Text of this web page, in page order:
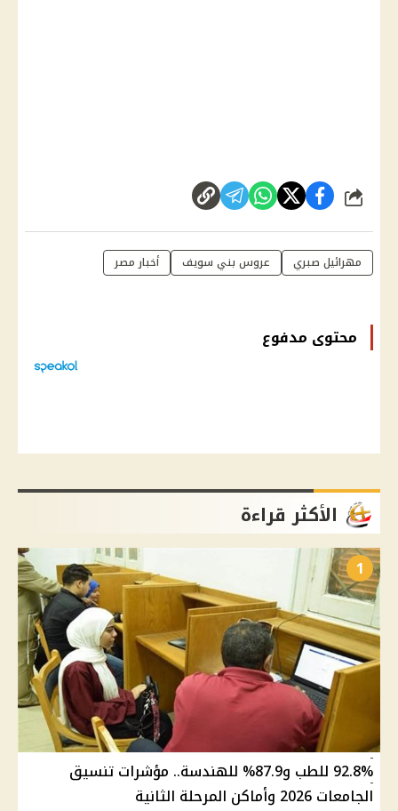
شارك
مهرائيل صبري عروس بني سويف أخبار مصر
محتوى مدفوع
الأكثر قراءة
1
92.8% للطب و87.9% للهندسة.. مؤشرات تنسيق
الجامعات 2026 وأماكن المرحلة الثانية